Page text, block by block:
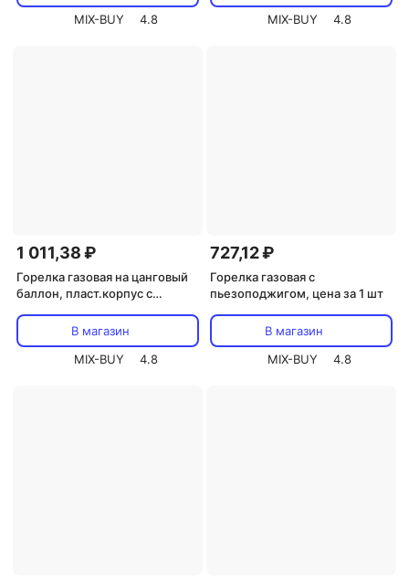
MIX-BUY
4.8
MIX-BUY
4.8
1 011,38 ₽
Горелка газовая на цанговый
баллон, пласт.корпус с
сопло 22 мм, цена за 1 шт
В магазин
MIX-BUY
4.8
727,12 ₽
Горелка газовая с
пьезоподжигом, цена за 1 шт
В магазин
MIX-BUY
4.8